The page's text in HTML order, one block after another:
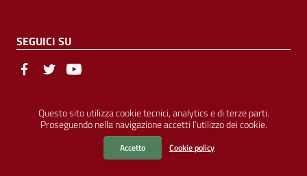
Questo sito utilizza cookie tecnici, analytics e di terze parti.
Proseguendo nella navigazione accetti l’utilizzo dei cookie.
Accetto Cookie policy
SEGUICI SU
Sezione Link Utili
© Ordine degli Ingegneri della Provincia di Cagliari | P.IVA
00458800927 |Amministrazione Trasparente | Pubblicità Legale
Accessibilità